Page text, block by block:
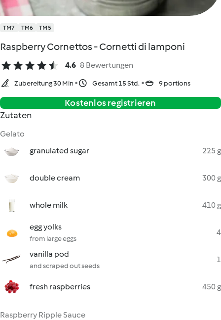
TM7 TM6 TM5
Raspberry Cornettos - Cornetti di lamponi
4.6 8 Bewertungen
Zubereitung 30 Min Gesamt 15 Std. 9 portions
Kostenlos registrieren
Zutaten
Gelato
granulated sugar
225 g
double cream 300 g
whole milk 410 g
egg yolks
from large eggs
4
vanilla pod
and scraped out seeds
1
fresh raspberries 450 g
Raspberry Ripple Sauce